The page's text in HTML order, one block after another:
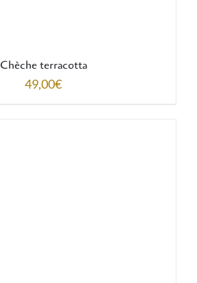
Chèche terracotta
49,00€